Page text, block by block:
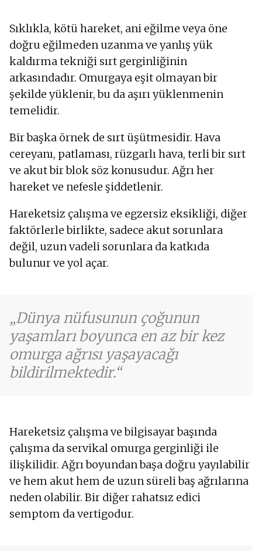
Sıklıkla, kötü hareket, ani eğilme veya öne
doğru eğilmeden uzanma ve yanlış yük
kaldırma tekniği sırt gerginliğinin
arkasındadır. Omurgaya eşit olmayan bir
şekilde yüklenir, bu da aşırı yüklenmenin
temelidir.
Bir başka örnek de sırt üşütmesidir. Hava
cereyanı, patlaması, rüzgarlı hava, terli bir sırt
ve akut bir blok söz konusudur. Ağrı her
hareket ve nefesle şiddetlenir.
Hareketsiz çalışma ve egzersiz eksikliği, diğer
faktörlerle birlikte, sadece akut sorunlara
değil, uzun vadeli sorunlara da katkıda
bulunur ve yol açar.
Dünya nüfusunun çoğunun
yaşamları boyunca en az bir kez
omurga ağrısı yaşayacağı
bildirilmektedir.
Hareketsiz çalışma ve bilgisayar başında
çalışma da servikal omurga gerginliği ile
ilişkilidir. Ağrı boyundan başa doğru yayılabilir
ve hem akut hem de uzun süreli baş ağrılarına
neden olabilir. Bir diğer rahatsız edici
semptom da vertigodur.